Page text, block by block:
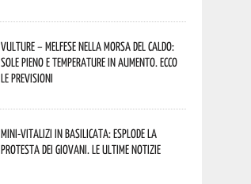
Vulture – melfese nella morsa del caldo:
sole pieno e temperature in aumento. Ecco
le previsioni
Mini-vitalizi in Basilicata: esplode la
protesta dei giovani. Le ultime notizie